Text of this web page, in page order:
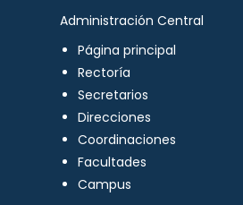
Administración Central
Página principal
Rectoría
Secretarios
Direcciones
Coordinaciones
Facultades
Campus